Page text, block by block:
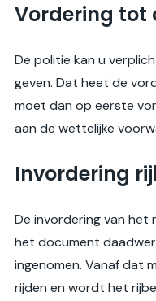
Vordering tot
De politie kan u
geven. Dat heet de
moet dan op eerste
aan de wettelijke
Invordering
De invordering van het
het document
ingenomen. Vanaf dat
rijden en wordt het